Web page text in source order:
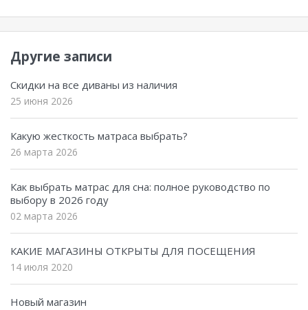
Другие записи
Скидки на все диваны из наличия
25 июня 2026
Какую жесткость матраса выбрать?
26 марта 2026
Как выбрать матрас для сна: полное руководство по
выбору в 2026 году
02 марта 2026
КАКИЕ МАГАЗИНЫ ОТКРЫТЫ ДЛЯ ПОСЕЩЕНИЯ
14 июля 2020
Новый магазин